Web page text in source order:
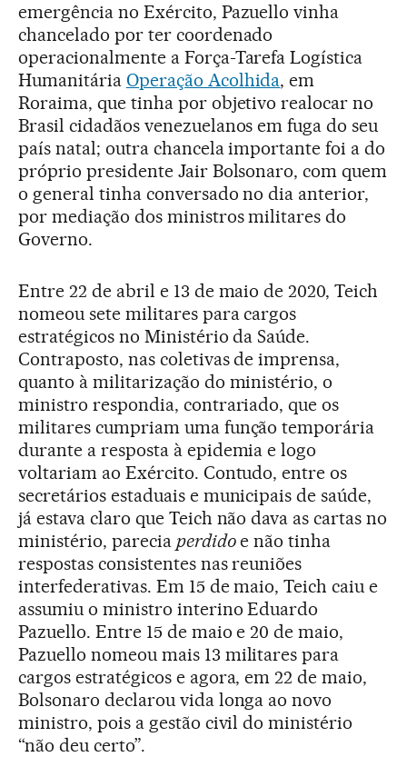
emergência no Exército, Pazuello vinha
chancelado por ter coordenado
operacionalmente a Força-Tarefa Logística
Humanitária Operação Acolhida, em
Roraima, que tinha por objetivo realocar no
Brasil cidadãos venezuelanos em fuga do seu
país natal; outra chancela importante foi a do
próprio presidente Jair Bolsonaro, com quem
o general tinha conversado no dia anterior,
por mediação dos ministros militares do
Governo.
Entre 22 de abril e 13 de maio de 2020, Teich
nomeou sete militares para cargos
estratégicos no Ministério da Saúde.
Contraposto, nas coletivas de imprensa,
quanto à militarização do ministério, o
ministro respondia, contrariado, que os
militares cumpriam uma função temporária
durante a resposta à epidemia e logo
voltariam ao Exército. Contudo, entre os
secretários estaduais e municipais de saúde,
já estava claro que Teich não dava as cartas no
ministério, parecia perdidoe não tinha
respostas consistentes nas reuniões
interfederativas. Em 15 de maio, Teich caiu e
assumiu o ministro interino Eduardo
Pazuello. Entre 15 de maio e 20 de maio,
Pazuello nomeou mais 13 militares para
cargos estratégicos e agora, em 22 de maio,
Bolsonaro declarou vida longa ao novo
ministro, pois a gestão civil do ministério
“não deu certo”.